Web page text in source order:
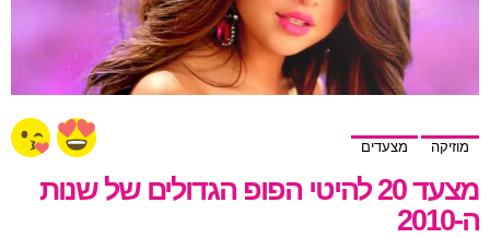
מוזיקה מצעדים
מצעד 20 להיטי הפופ הגדולים של שנות
ה-2010